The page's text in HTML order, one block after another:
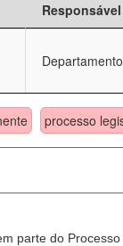
Responsável
processo
parte do